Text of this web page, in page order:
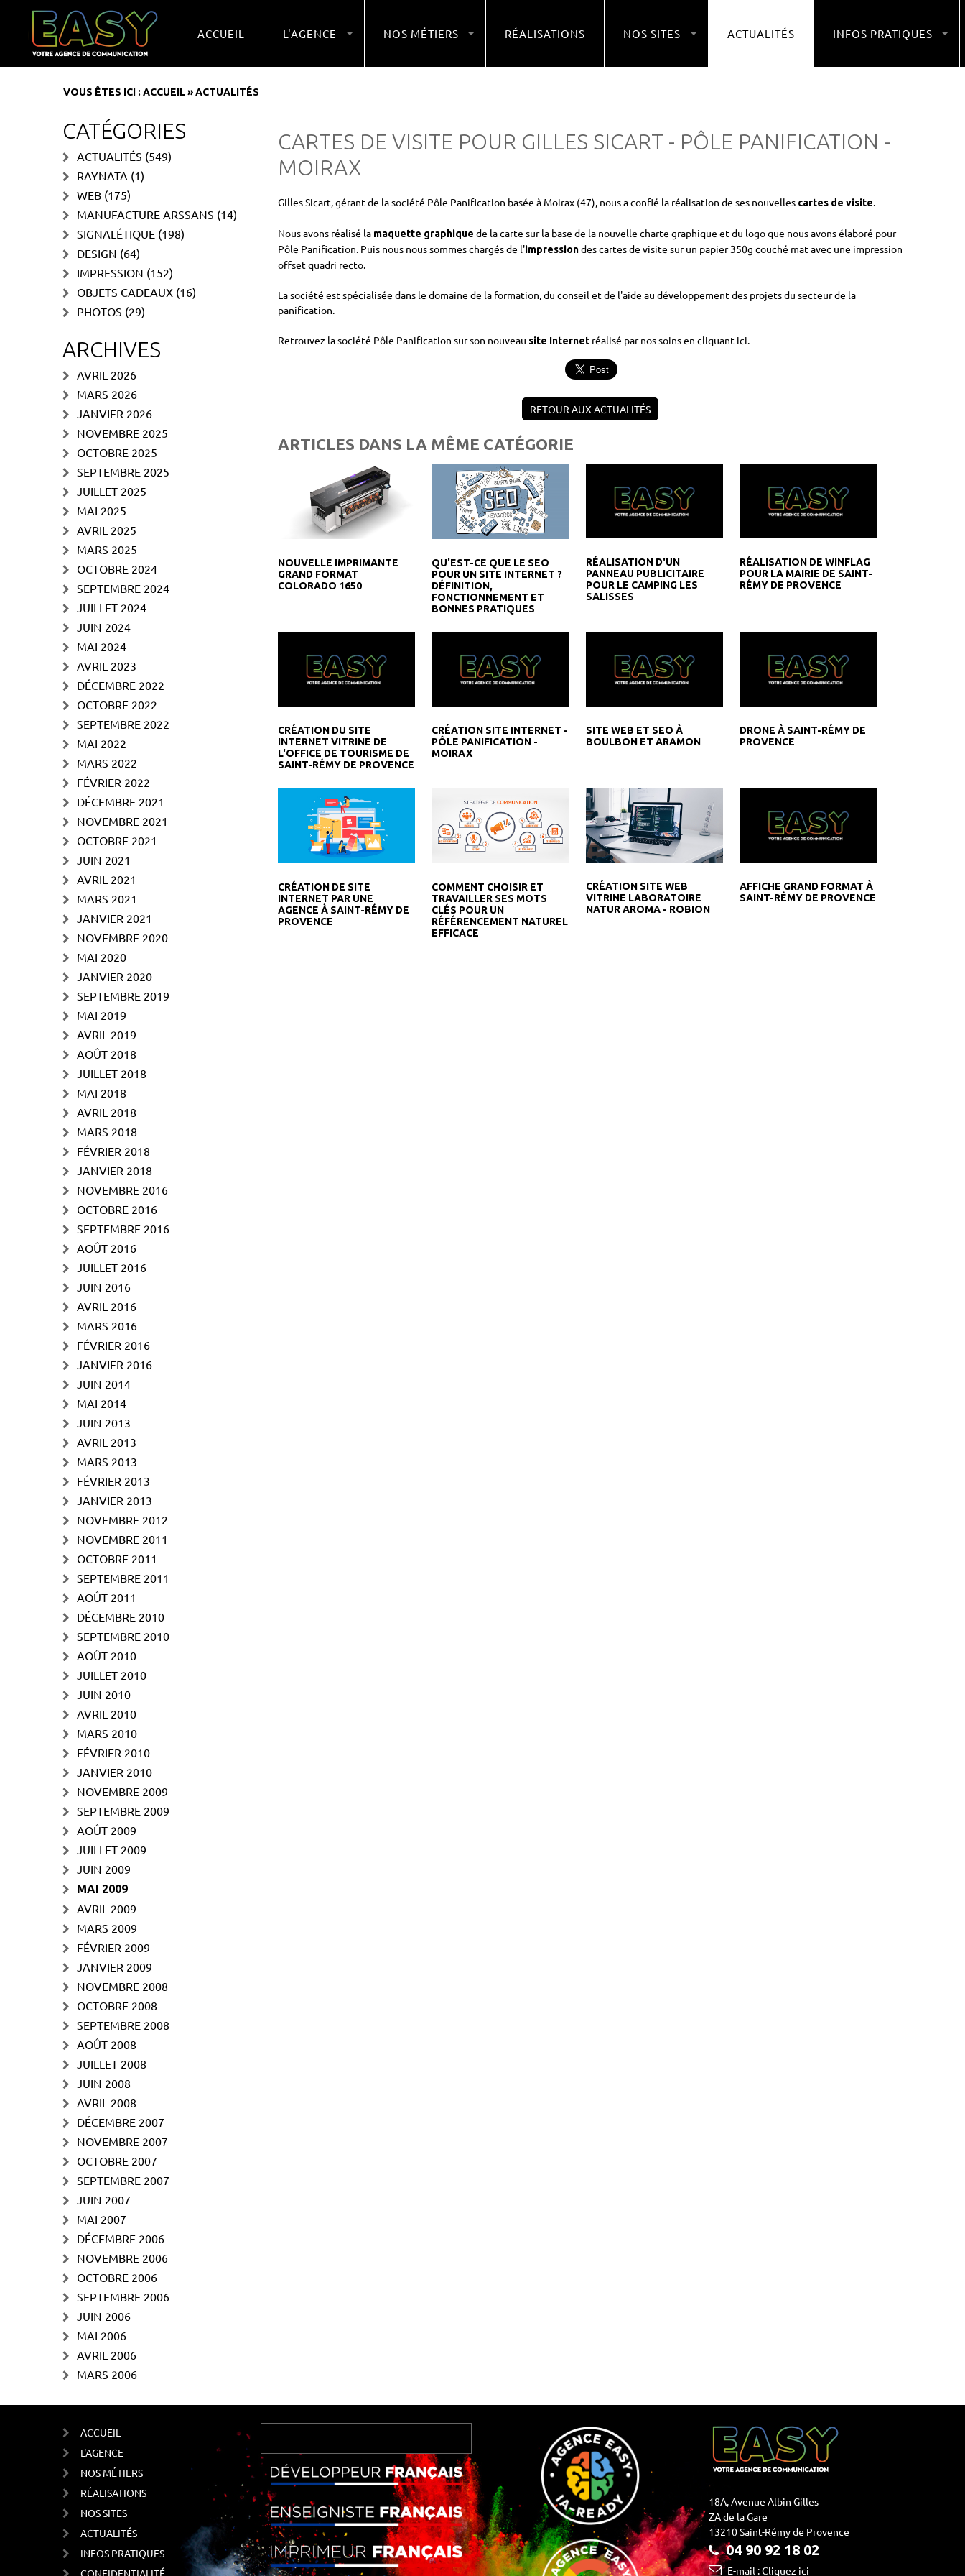
ACCUEIL L'AGENCE NOS MÉTIERS RÉALISATIONS NOS SITES ACTUALITÉS INFOS PRATIQUES
VOUS ÊTES ICI : ACCUEIL»ACTUALITÉS
CARTES DE VISITE POUR GILLES SICART - PÔLE PANIFICATION -
MOIRAX
Gilles Sicart, gérant de la société Pôle Panification basée à Moirax (47), nous a confié la réalisation de ses nouvelles cartes de visite.
Nous avons réalisé la maquette graphique de la carte sur la base de la nouvelle charte graphique et du logo que nous avons élaboré pour
Pôle Panification. Puis nous nous sommes chargés de l'impressiondes cartes de visite sur un papier 350g couché mat avec une impression
offset quadri recto.
La société est spécialisée dans le domaine de la formation, du conseil et de l'aide au développement des projets du secteur de la
panification.
Retrouvez la société Pôle Panification sur son nouveau site Internet réalisé par nos soins en cliquant ici.
RETOUR AUX ACTUALITÉS
ARTICLES DANS LA MÊME CATÉGORIE
NOUVELLE IMPRIMANTE
GRAND FORMAT
COLORADO 1650
QU'EST-CE QUE LE SEO
POUR UN SITE INTERNET ?
DÉFINITION,
FONCTIONNEMENT ET
BONNES PRATIQUES
RÉALISATION D'UN
PANNEAU PUBLICITAIRE
POUR LE CAMPING LES
SALISSES
RÉALISATION DE WINFLAG
POUR LA MAIRIE DE SAINT-
RÉMY DE PROVENCE
CRÉATION DU SITE
INTERNET VITRINE DE
L'OFFICE DE TOURISME DE
SAINT-RÉMY DE PROVENCE
CRÉATION SITE INTERNET -
PÔLE PANIFICATION -
MOIRAX
SITE WEB ET SEO À
BOULBON ET ARAMON
DRONE À SAINT-RÉMY DE
PROVENCE
CRÉATION DE SITE
INTERNET PAR UNE
AGENCE À SAINT-RÉMY DE
PROVENCE
COMMENT CHOISIR ET
TRAVAILLER SES MOTS
CLÉS POUR UN
RÉFÉRENCEMENT NATUREL
EFFICACE
CRÉATION SITE WEB
VITRINE LABORATOIRE
NATUR AROMA - ROBION
AFFICHE GRAND FORMAT À
SAINT-RÉMY DE PROVENCE
CATÉGORIES
ACTUALITÉS (549)
RAYNATA (1)
WEB (175)
MANUFACTURE ARSSANS (14)
SIGNALÉTIQUE (198)
DESIGN (64)
IMPRESSION (152)
OBJETS CADEAUX (16)
PHOTOS (29)
ARCHIVES
AVRIL 2026
MARS 2026
JANVIER 2026
NOVEMBRE 2025
OCTOBRE 2025
SEPTEMBRE 2025
JUILLET 2025
MAI 2025
AVRIL 2025
MARS 2025
OCTOBRE 2024
SEPTEMBRE 2024
JUILLET 2024
JUIN 2024
MAI 2024
AVRIL 2023
DÉCEMBRE 2022
OCTOBRE 2022
SEPTEMBRE 2022
MAI 2022
MARS 2022
FÉVRIER 2022
DÉCEMBRE 2021
NOVEMBRE 2021
OCTOBRE 2021
JUIN 2021
AVRIL 2021
MARS 2021
JANVIER 2021
NOVEMBRE 2020
MAI 2020
JANVIER 2020
SEPTEMBRE 2019
MAI 2019
AVRIL 2019
AOÛT 2018
JUILLET 2018
MAI 2018
AVRIL 2018
MARS 2018
FÉVRIER 2018
JANVIER 2018
NOVEMBRE 2016
OCTOBRE 2016
SEPTEMBRE 2016
AOÛT 2016
JUILLET 2016
JUIN 2016
AVRIL 2016
MARS 2016
FÉVRIER 2016
JANVIER 2016
JUIN 2014
MAI 2014
JUIN 2013
AVRIL 2013
MARS 2013
FÉVRIER 2013
JANVIER 2013
NOVEMBRE 2012
NOVEMBRE 2011
OCTOBRE 2011
SEPTEMBRE 2011
AOÛT 2011
DÉCEMBRE 2010
SEPTEMBRE 2010
AOÛT 2010
JUILLET 2010
JUIN 2010
AVRIL 2010
MARS 2010
FÉVRIER 2010
JANVIER 2010
NOVEMBRE 2009
SEPTEMBRE 2009
AOÛT 2009
JUILLET 2009
JUIN 2009
MAI 2009
AVRIL 2009
MARS 2009
FÉVRIER 2009
JANVIER 2009
NOVEMBRE 2008
OCTOBRE 2008
SEPTEMBRE 2008
AOÛT 2008
JUILLET 2008
JUIN 2008
AVRIL 2008
DÉCEMBRE 2007
NOVEMBRE 2007
OCTOBRE 2007
SEPTEMBRE 2007
JUIN 2007
MAI 2007
DÉCEMBRE 2006
NOVEMBRE 2006
OCTOBRE 2006
SEPTEMBRE 2006
JUIN 2006
MAI 2006
AVRIL 2006
MARS 2006
ACCUEIL
L'AGENCE
NOS MÉTIERS
RÉALISATIONS
NOS SITES
ACTUALITÉS
INFOS PRATIQUES
CONFIDENTIALITÉ
18A, Avenue Albin Gilles
ZA de la Gare
13210 Saint-Rémy de Provence
04 90 92 18 02
E-mail : Cliquez ici